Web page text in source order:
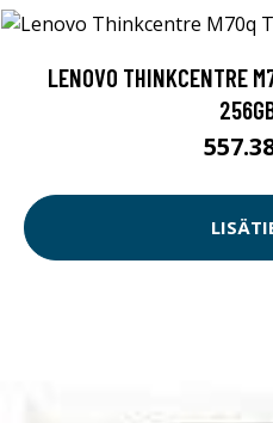
LENOVO THINKCENTRE